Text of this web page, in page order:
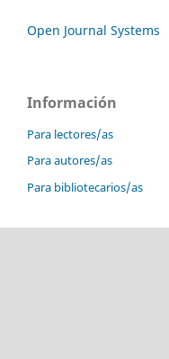
Open Journal Systems
Información
Para lectores/as
Para autores/as
Para bibliotecarios/as